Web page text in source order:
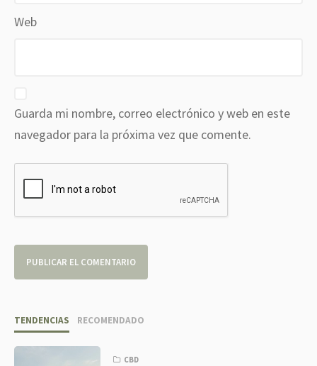
Web
Guarda mi nombre, correo electrónico y web en este
navegador para la próxima vez que comente.
TENDENCIAS RECOMENDADO
CBD